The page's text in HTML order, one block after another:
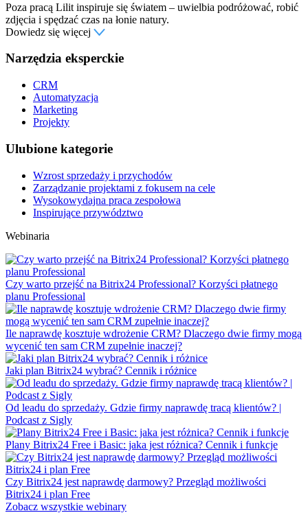
Poza pracą Lilit inspiruje się światem – uwielbia podróżować, robić
zdjęcia i spędzać czas na łonie natury.
Dowiedz się więcej
Narzędzia eksperckie
CRM
Automatyzacja
Marketing
Projekty
Ulubione kategorie
Wzrost sprzedaży i przychodów
Zarządzanie projektami z fokusem na cele
Wysokowydajna praca zespołowa
Inspirujące przywództwo
Webinaria
Czy warto przejść na Bitrix24 Professional? Korzyści płatnego
planu Professional
Ile naprawdę kosztuje wdrożenie CRM? Dlaczego dwie firmy mogą
wycenić ten sam CRM zupełnie inaczej?
Jaki plan Bitrix24 wybrać? Cennik i różnice
Od leadu do sprzedaży. Gdzie firmy naprawdę tracą klientów? |
Podcast z Sigly
Plany Bitrix24 Free i Basic: jaka jest różnica? Cennik i funkcje
Czy Bitrix24 jest naprawdę darmowy? Przegląd możliwości
Bitrix24 i plan Free
Zobacz wszystkie webinary